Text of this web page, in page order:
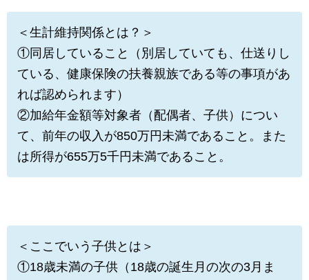
＜生計維持関係とは？＞
①同居していること（別居していても、仕送りし
ている、健康保険の扶養親族である等の事項があ
れば認められます）
②加給年金額等対象者（配偶者、子供）につい
て、前年の収入が850万円未満であること。また
は所得が655万5千円未満であること。
＜ここでいう子供とは＞
①18歳未満の子供（18歳の誕生月の次の3月ま